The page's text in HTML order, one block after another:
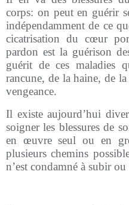
corps: on peut en guérir
indépendamment de ce
cicatrisation du cœur
pardon est la guérison
guérit de ces maladies
rancune, de la haine, de
vengeance.
Il existe aujourd’hui
soigner les blessures de
en œuvre seul ou en
plusieurs chemins
n’est condamné à subir